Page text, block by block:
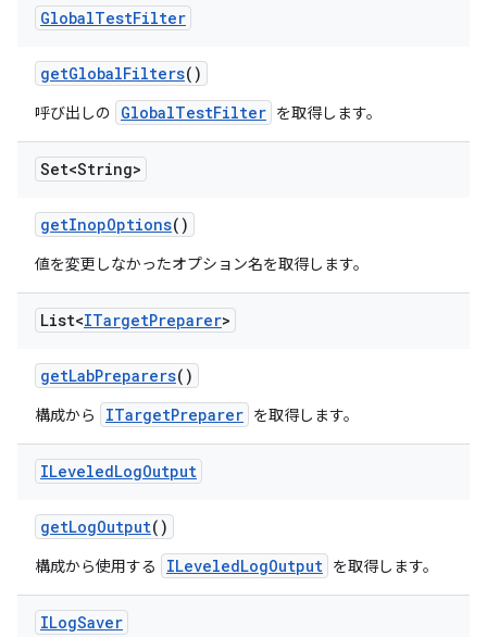
GlobalTestFilter
getGlobalFilters()
呼び出しの GlobalTestFilter を取得します。
Set<String>
getInopOptions()
値を変更しなかったオプション名を取得します。
List<ITargetPreparer>
getLabPreparers()
構成から ITargetPreparer を取得します。
ILeveledLogOutput
getLogOutput()
構成から使用する ILeveledLogOutput を取得します。
ILogSaver